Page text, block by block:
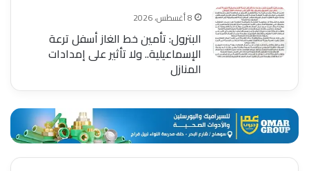
8 أغسطس، 2026
البترول: تأمين خط الغاز أسفل ترعة
الإسماعيلية.. ولا تأثير على إمدادات
المنازل